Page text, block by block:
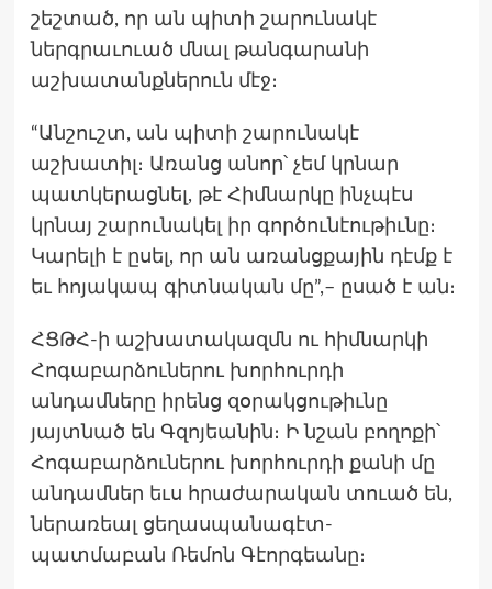
շեշտած, որ ան պիտի շարունակէ
ներգրաւուած մնալ թանգարանի
աշխատանքներուն մէջ։
“Անշուշտ, ան պիտի շարունակէ
աշխատիլ։ Առանց անոր՝ չեմ կրնար
պատկերացնել, թէ Հիմնարկը ինչպէս
կրնայ շարունակել իր գործունէութիւնը։
Կարելի է ըսել, որ ան առանցքային դէմք է
եւ հոյակապ գիտնական մը”,– ըսած է ան։
ՀՑԹՀ-ի աշխատակազմն ու հիմնարկի
Հոգաբարձուներու խորհուրդի
անդամները իրենց զօրակցութիւնը
յայտնած են Գզոյեանին։ Ի նշան բողոքի՝
Հոգաբարձուներու խորհուրդի քանի մը
անդամներ եւս հրաժարական տուած են,
ներառեալ ցեղասպանագէտ-
պատմաբան Ռեմոն Գէորգեանը։